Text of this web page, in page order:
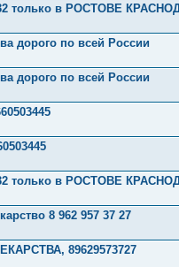
только в РОСТОВЕ
дорого по всей России
дорого по всей России
только в РОСТОВЕ
8 962 957 37 27
89629573727